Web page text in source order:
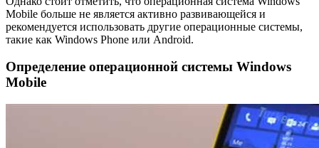
Mobile больше не является активно развивающейся и
рекомендуется использовать другие операционные системы,
такие как Windows Phone или Android.
Определение операционной системы Windows
Mobile